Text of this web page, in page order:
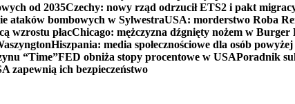
od 2035Czechy: nowy rząd odrzucił ETS2 i pakt
ataków bombowych w SylwestraUSA: morderstwo Roba
wzrostu płacChicago: mężczyzna dźgnięty nożem w Burger
Hiszpania: media społecznościowe dla osób
“Time”FED obniża stopy procentowe w USAPoradnik
zapewnią ich bezpieczeństwo